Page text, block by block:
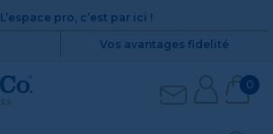
L’espace pro, c’est par ici !
Vos avantages fidelité
0